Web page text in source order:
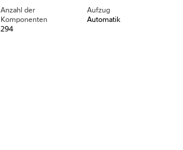
Anzahl der
Komponenten
294
Aufzug
Automatik